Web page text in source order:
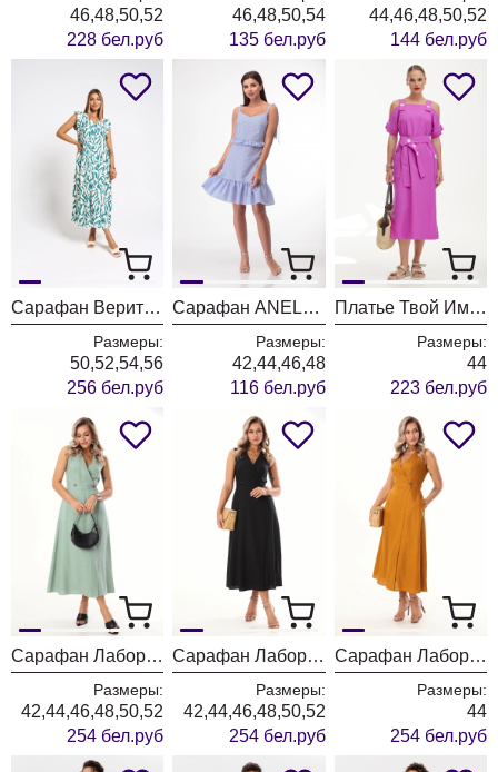
46,48,50,52
228 бел.руб
46,48,50,54
135 бел.руб
44,46,48,50,52
144 бел.руб
Сарафан Верита 2374 зеленый
Размеры:
50,52,54,56
256 бел.руб
Сарафан ANELLI LAUREL 1628 морская нежность
Размеры:
42,44,46,48
116 бел.руб
Платье Твой Имидж 1851 сирень
Размеры:
44
223 бел.руб
Сарафан Лаборатория Моды М 83 мята
Размеры:
42,44,46,48,50,52
254 бел.руб
Сарафан Лаборатория Моды М083 черный
Размеры:
42,44,46,48,50,52
254 бел.руб
Сарафан Лаборатория Моды М083 терракот
Размеры:
44
254 бел.руб